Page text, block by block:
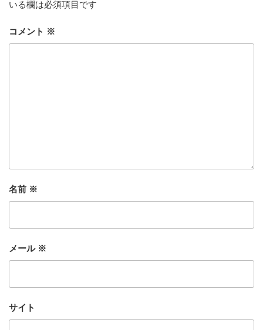
いる欄は必須項目です
コメント ※
名前 ※
メール ※
サイト